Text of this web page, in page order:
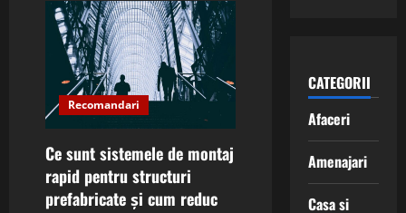
Recomandari
Ce sunt sistemele de montaj
rapid pentru structuri
prefabricate și cum reduc
CATEGORII
Afaceri
Amenajari
Casa si